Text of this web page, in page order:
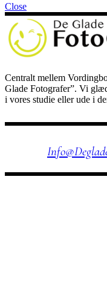
Close
Centralt mellem
Glade Fotografer”. Vi
i vores studie eller ude i